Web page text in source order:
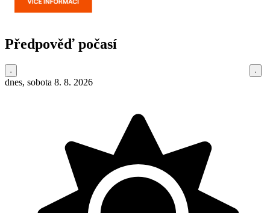
Předpověď počasí
dnes, sobota 8. 8. 2026